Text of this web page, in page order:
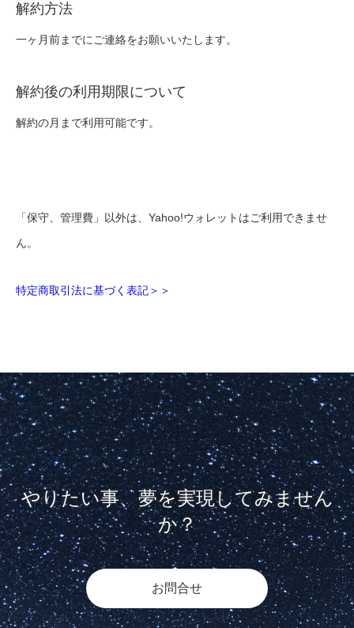
解約方法
一ヶ月前までにご連絡をお願いいたします。
解約後の利用期限について
解約の月まで利用可能です。
「保守、管理費」以外は、Yahoo!ウォレットはご利用できませ
ん。
特定商取引法に基づく表記＞＞
やりたい事、夢を実現してみません
か？
お問合せ